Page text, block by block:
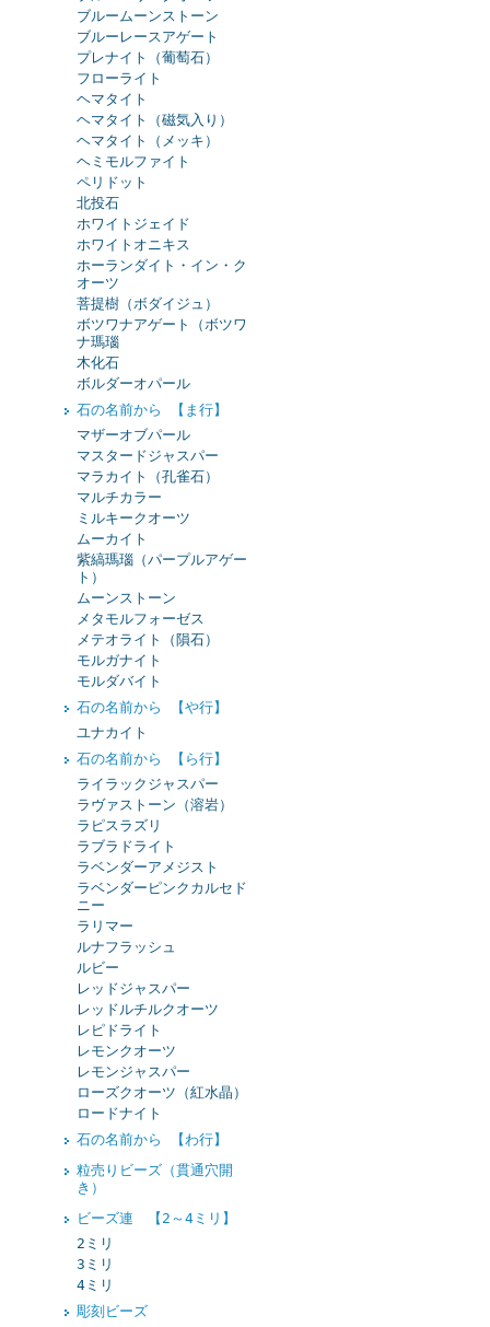
ブルームーンストーン
ブルーレースアゲート
プレナイト（葡萄石）
フローライト
ヘマタイト
ヘマタイト（磁気入り）
ヘマタイト（メッキ）
ヘミモルファイト
ペリドット
北投石
ホワイトジェイド
ホワイトオニキス
ホーランダイト・イン・ク
オーツ
菩提樹（ボダイジュ）
ボツワナアゲート（ボツワ
ナ瑪瑙
木化石
ボルダーオパール
石の名前から 【ま行】
マザーオブパール
マスタードジャスパー
マラカイト（孔雀石）
マルチカラー
ミルキークオーツ
ムーカイト
紫縞瑪瑙（パープルアゲー
ト）
ムーンストーン
メタモルフォーゼス
メテオライト（隕石）
モルガナイト
モルダバイト
石の名前から 【や行】
ユナカイト
石の名前から 【ら行】
ライラックジャスパー
ラヴァストーン（溶岩）
ラピスラズリ
ラブラドライト
ラベンダーアメジスト
ラベンダーピンクカルセド
ニー
ラリマー
ルナフラッシュ
ルビー
レッドジャスパー
レッドルチルクオーツ
レピドライト
レモンクオーツ
レモンジャスパー
ローズクオーツ（紅水晶）
ロードナイト
石の名前から 【わ行】
粒売りビーズ（貫通穴開
き）
ビーズ連 【2～4ミリ】
2ミリ
3ミリ
4ミリ
彫刻ビーズ